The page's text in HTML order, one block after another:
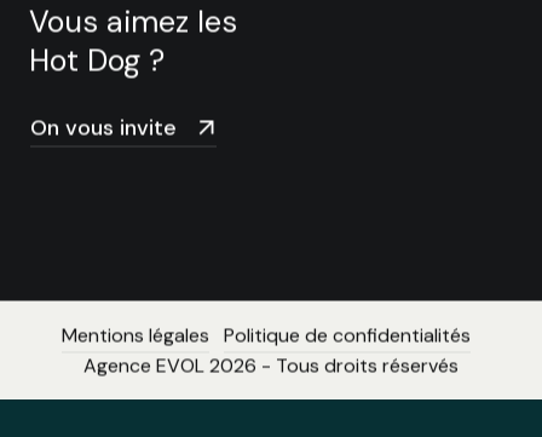
Vous aimez les
Hot Dog ?
On vous invite
Mentions légales
Politique de confidentialités
Agence EVOL 2026 - Tous droits réservés